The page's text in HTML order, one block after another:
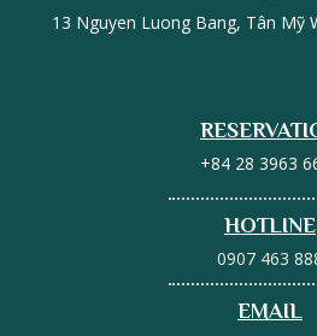
13 Nguyen Luong Bang, Tân Mỹ
+84 28 3963
HOTLINE
0907 463
EMAIL